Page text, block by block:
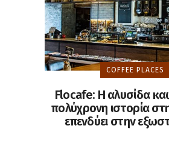
COFFEE PLACES
Flocafe: Η αλυσίδα
πολύχρονη ιστορία
επενδύει στην